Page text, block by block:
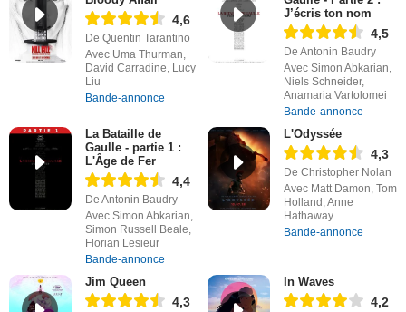
4,6
De Quentin Tarantino
Avec Uma Thurman,
David Carradine, Lucy
Liu
Bande-annonce
J’écris ton nom
4,5
De Antonin Baudry
Avec Simon Abkarian,
Niels Schneider,
Anamaria Vartolomei
Bande-annonce
La Bataille de
Gaulle - partie 1 :
L'Âge de Fer
4,4
De Antonin Baudry
Avec Simon Abkarian,
Simon Russell Beale,
Florian Lesieur
Bande-annonce
L'Odyssée
4,3
De Christopher Nolan
Avec Matt Damon, Tom
Holland, Anne
Hathaway
Bande-annonce
Jim Queen
4,3
In Waves
4,2